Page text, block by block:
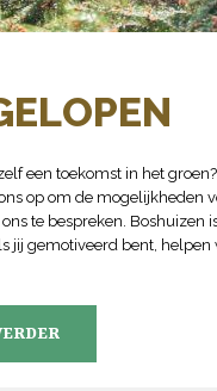
een toekomst in het
op om de mogelijkheden
te bespreken. Boshuizen
jij gemotiveerd bent, helpen